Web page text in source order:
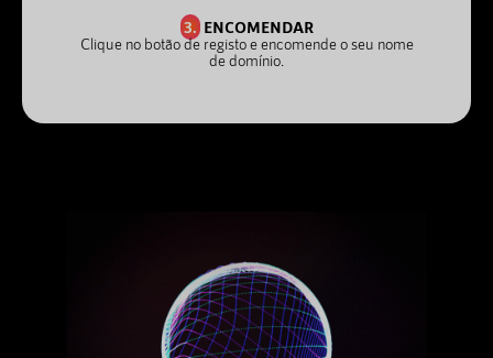
3. ENCOMENDAR
Clique no botão de registo e encomende o seu nome
de domínio.